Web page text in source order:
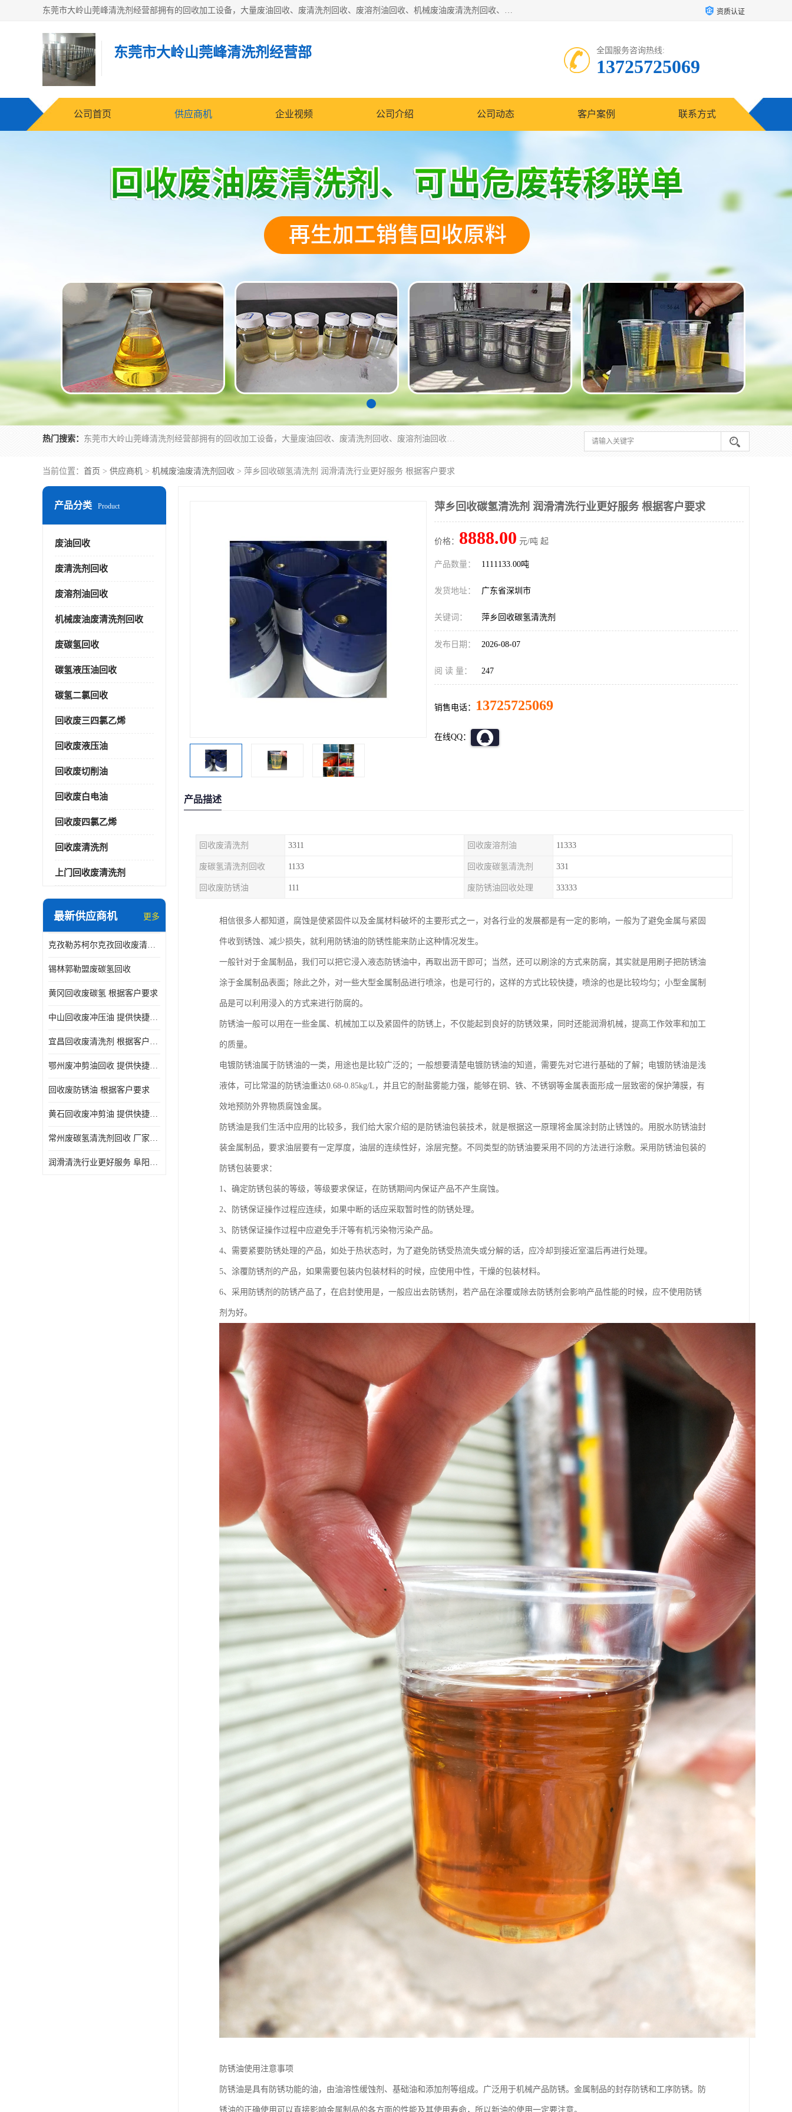
东莞市大岭山莞峰清洗剂经营部拥有的回收加工设备，大量废油回收、废清洗剂回收、废溶剂油回收、机械废油废清洗剂回收、废碳氢回收、碳氢液压油回收、碳氢二氯回收等废清洗剂处理；我们只是提供废旧化工原料的循环使用存放点，执行正规的存放，有正规的回收资质处理。同时我们公司批发零售回收级清洗剂，脱模油再生基础油，质量保证。 资质认证
东莞市大岭山莞峰清洗剂经营部 全国服务咨询热线:
13725725069
公司首页 供应商机 企业视频 公司介绍 公司动态 客户案例 联系方式
热门搜索： 东莞市大岭山莞峰清洗剂经营部拥有的回收加工设备，大量废油回收、废清洗剂回收、废溶剂油回收、机械废油废清洗剂回收、废碳氢回收、碳氢液压油回收、碳氢二氯回收等废清洗剂处理；我们只是提供废旧化工原料的循环使用存放点，执行正规的存放，有正规的回收资质处理。同时我们公司批发零售回收级清洗剂，脱模油再生基础油，质量保证。
当前位置： 首页 > 供应商机 > 机械废油废清洗剂回收 > 萍乡回收碳氢清洗剂 润滑清洗行业更好服务 根据客户要求
产品分类 Product
废油回收
废清洗剂回收
废溶剂油回收
机械废油废清洗剂回收
废碳氢回收
碳氢液压油回收
碳氢二氯回收
回收废三四氯乙烯
回收废液压油
回收废切削油
回收废白电油
回收废四氯乙烯
回收废清洗剂
上门回收废清洗剂
最新供应商机 更多
克孜勒苏柯尔克孜回收废清洗剂
锡林郭勒盟废碳氢回收
黄冈回收废碳氢 根据客户要求
中山回收废冲压油 提供快捷上门处理
宜昌回收废清洗剂 根据客户要求
鄂州废冲剪油回收 提供快捷上门处理
回收废防锈油 根据客户要求
黄石回收废冲剪油 提供快捷上门处理
常州废碳氢清洗剂回收 厂家价格
润滑清洗行业更好服务 阜阳回收废防锈油
萍乡回收碳氢清洗剂 润滑清洗行业更好服务 根据客户要求
价格： 8888.00 元/吨 起
产品数量： 1111133.00吨
发货地址： 广东省深圳市
关键词： 萍乡回收碳氢清洗剂
发布日期： 2026-08-07
阅 读 量： 247
销售电话： 13725725069
在线QQ：
产品描述
回收废清洗剂 3311 回收废溶剂油 11333
废碳氢清洗剂回收 1133 回收废碳氢清洗剂 331
回收废防锈油 111 废防锈油回收处理 33333
相信很多人都知道，腐蚀是使紧固件以及金属材料破坏的主要形式之一，对各行业的发展都是有一定的影响，一般为了避免金属与紧固
件收到锈蚀、减少损失，就利用防锈油的防锈性能来防止这种情况发生。
一般针对于金属制品，我们可以把它浸入液态防锈油中，再取出沥干即可；当然，还可以刷涂的方式来防腐，其实就是用刷子把防锈油
涂于金属制品表面；除此之外，对一些大型金属制品进行喷涂，也是可行的，这样的方式比较快捷，喷涂的也是比较均匀；小型金属制
品是可以利用浸入的方式来进行防腐的。
防锈油一般可以用在一些金属、机械加工以及紧固件的防锈上，不仅能起到良好的防锈效果，同时还能润滑机械，提高工作效率和加工
的质量。
电镀防锈油属于防锈油的一类，用途也是比较广泛的；一般想要清楚电镀防锈油的知道，需要先对它进行基础的了解；电镀防锈油是浅
液体，可比常温的防锈油重达0.68-0.85kg/L，并且它的耐盐雾能力强，能够在铜、铁、不锈钢等金属表面形成一层致密的保护薄膜，有
效地预防外界物质腐蚀金属。
防锈油是我们生活中应用的比较多，我们给大家介绍的是防锈油包装技术，就是根据这一原理将金属涂封防止锈蚀的。用脱水防锈油封
装金属制品，要求油层要有一定厚度，油层的连续性好，涂层完整。不同类型的防锈油要采用不同的方法进行涂敷。采用防锈油包装的
防锈包装要求：
1、确定防锈包装的等级，等级要求保证，在防锈期间内保证产品不产生腐蚀。
2、防锈保证操作过程应连续，如果中断的话应采取暂时性的防锈处理。
3、防锈保证操作过程中应避免手汗等有机污染物污染产品。
4、需要紧要防锈处理的产品，如处于热状态时，为了避免防锈受热流失或分解的话，应冷却到接近室温后再进行处理。
5、涂覆防锈剂的产品，如果需要包装内包装材料的时候，应使用中性，干燥的包装材料。
6、采用防锈剂的防锈产品了，在启封使用是，一般应出去防锈剂，若产品在涂覆或除去防锈剂会影响产品性能的时候，应不使用防锈
剂为好。
防锈油使用注意事项
防锈油是具有防锈功能的油，由油溶性缓蚀剂、基础油和添加剂等组成。广泛用于机械产品防锈。金属制品的封存防锈和工序防锈。防
锈油的正确使用可以直接影响金属制品的各方面的性能及其使用寿命，所以新油的使用一定要注意。